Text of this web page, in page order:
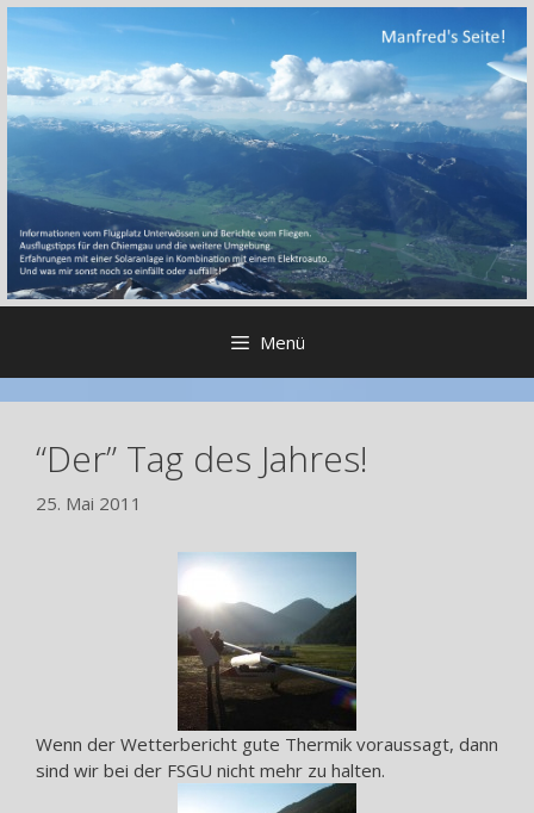
Zum
springen
Menü
“Der” Tag des Jahres!
25. Mai 2011
Wenn der Wetterbericht gute Thermik voraussagt, dann
sind wir bei der FSGU nicht mehr zu halten.